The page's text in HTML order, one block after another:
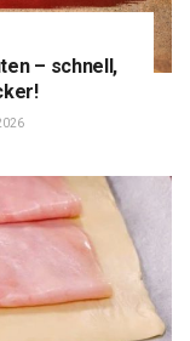
– schnell,